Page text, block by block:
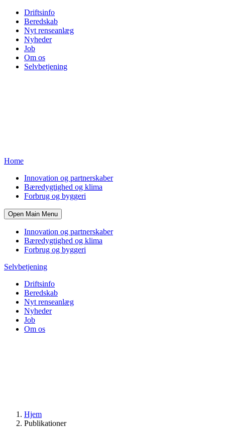
Driftsinfo
Beredskab
Nyt renseanlæg
Nyheder
Job
Om os
Selvbetjening
Home
Innovation og partnerskaber
Bæredygtighed og klima
Forbrug og byggeri
Open Main Menu
Innovation og partnerskaber
Bæredygtighed og klima
Forbrug og byggeri
Selvbetjening
Driftsinfo
Beredskab
Nyt renseanlæg
Nyheder
Job
Om os
Hjem
Publikationer